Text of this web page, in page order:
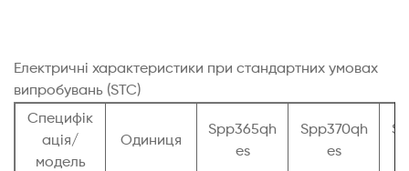
Електричні характеристики при стандартних умовах
випробувань (STC)
Специфік
ація/
модель
Одиниця
Spp365qh
es
Spp370qh
es